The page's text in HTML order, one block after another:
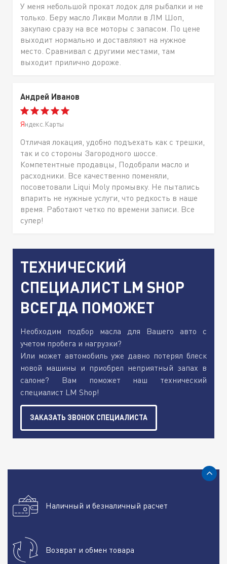
У меня небольшой прокат лодок для рыбалки и не
только. Беру масло Ликви Молли в ЛМ Шоп,
закупаю сразу на все моторы с запасом. По цене
выходит нормально и доставляют на нужное
место. Сравнивал с другими местами, там
выходит прилично дороже.
Андрей Иванов
Яндекс.Карты
Отличая локация, удобно подъехать как с трешки,
так и со стороны Загородного шоссе.
Компетентные продавцы, Подобрали масло и
расходники. Все качественно поменяли,
посоветовали Liqui Moly промывку. Не пытались
впарить не нужные услуги, что редкость в наше
время. Работают четко по времени записи. Все
супер!
ТЕХНИЧЕСКИЙ
СПЕЦИАЛИСТ LM SHOP
ВСЕГДА ПОМОЖЕТ
Необходим подбор масла для Вашего авто с
учетом пробега и нагрузки?
Или может автомобиль уже давно потерял блеск
новой машины и приобрел неприятный запах в
салоне? Вам поможет наш технический
специалист LM Shop!
ЗАКАЗАТЬ ЗВОНОК СПЕЦИАЛИСТА
Наличный и безналичный расчет
Возврат и обмен товара